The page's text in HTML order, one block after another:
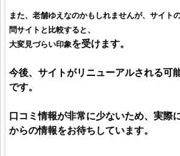
また、老舗ゆえなのかもしれませんが、サイト
問サイト と比較すると、
大変見づらい印象を受けます。
今後、サイトがリニューアルされる可
です。
口コミ情報が非常に少ないため、実際
からの情報をお待ちしています。